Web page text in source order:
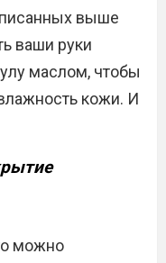
выше
ваши руки
маслом, чтобы
кожи. И
можно